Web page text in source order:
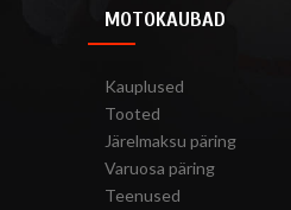
MOTOKAUBAD
Kauplused
Tooted
Järelmaksu päring
Varuosa päring
Teenused